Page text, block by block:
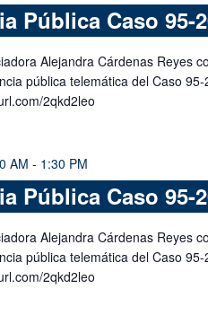
Pública Caso 95-
Alejandra Cárdenas Reyes
pública telemática del Caso
2qkd2leo
AM - 1:30 PM
Pública Caso 95-
Alejandra Cárdenas Reyes
pública telemática del Caso
2qkd2leo